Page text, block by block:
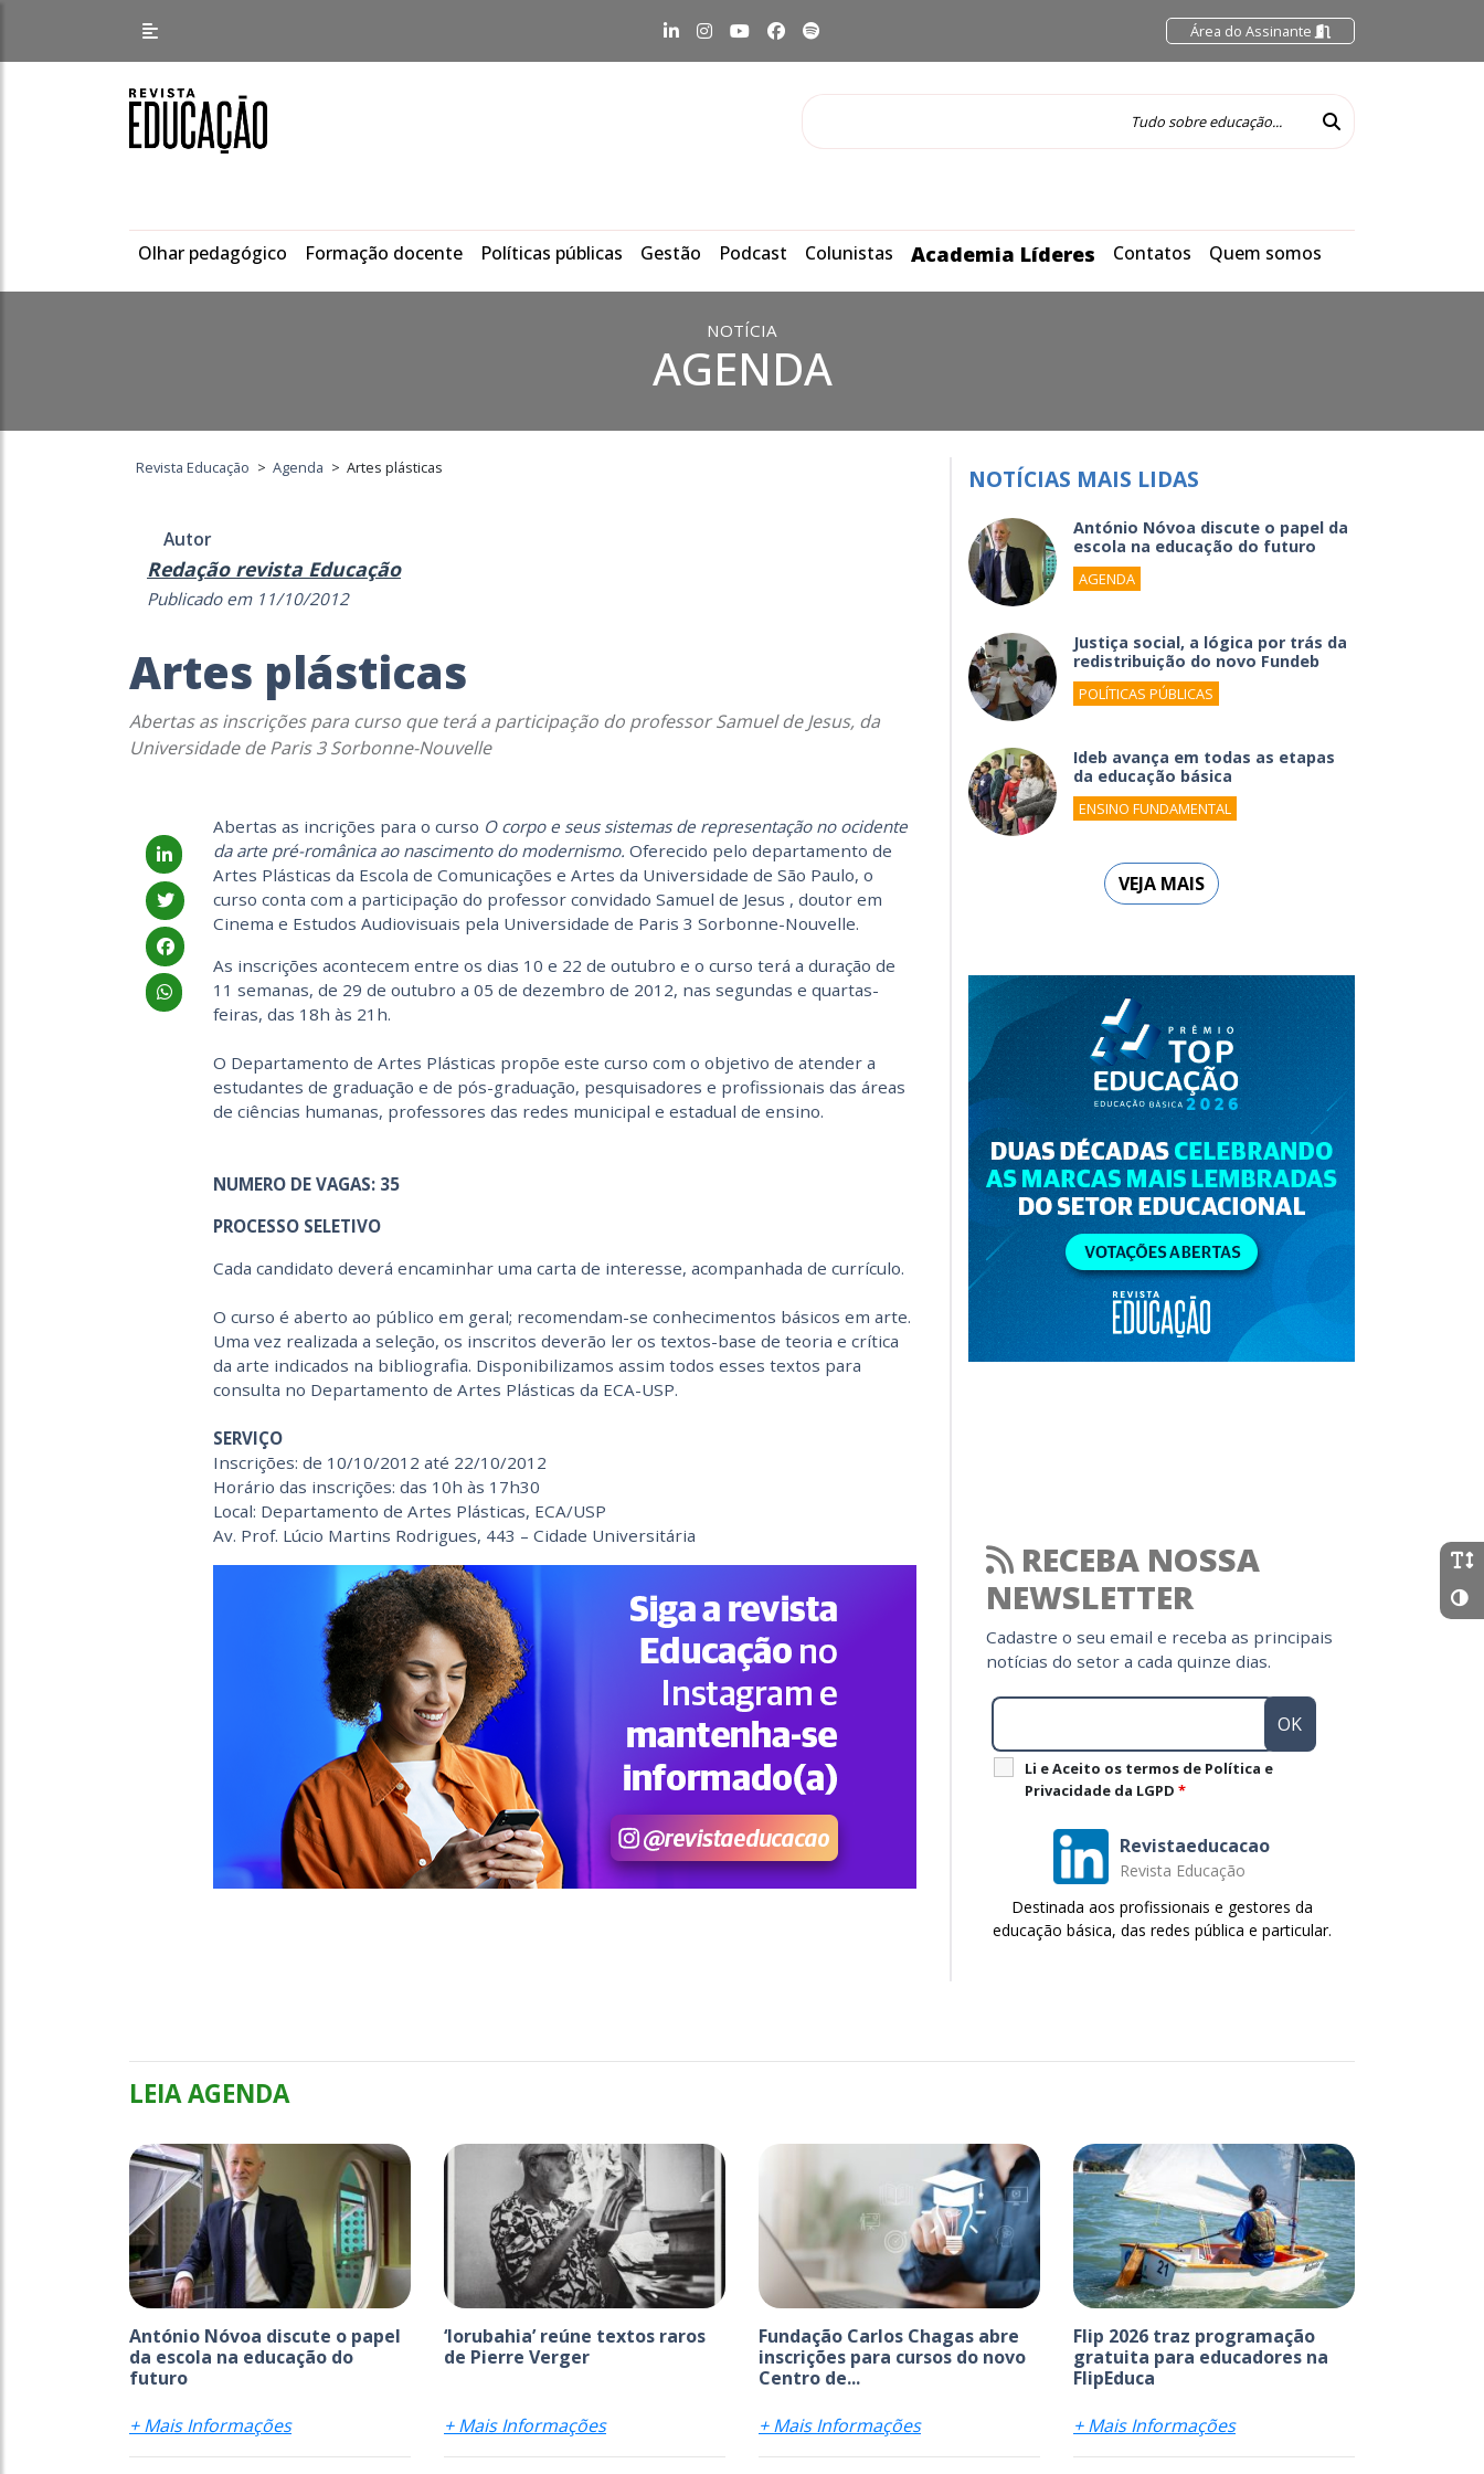
Área do Assinante
Olhar pedagógico Formação docente Políticas públicas Gestão Podcast Colunistas Academia Líderes Contatos Quem somos
NOTÍCIA
AGENDA
Revista Educação > Agenda > Artes plásticas
Autor
Redação revista Educação
Publicado em 11/10/2012
Artes plásticas
Abertas as inscrições para curso que terá a participação do professor Samuel de Jesus, da
Universidade de Paris 3 Sorbonne-Nouvelle
Abertas as incrições para o curso O corpo e seus sistemas de representação no ocidente
da arte pré-românica ao nascimento do modernismo. Oferecido pelo departamento de
Artes Plásticas da Escola de Comunicações e Artes da Universidade de São Paulo, o
curso conta com a participação do professor convidado Samuel de Jesus , doutor em
Cinema e Estudos Audiovisuais pela Universidade de Paris 3 Sorbonne-Nouvelle.
As inscrições acontecem entre os dias 10 e 22 de outubro e o curso terá a duração de
11 semanas, de 29 de outubro a 05 de dezembro de 2012, nas segundas e quartas-
feiras, das 18h às 21h.
O Departamento de Artes Plásticas propõe este curso com o objetivo de atender a
estudantes de graduação e de pós-graduação, pesquisadores e profissionais das áreas
de ciências humanas, professores das redes municipal e estadual de ensino.
NUMERO DE VAGAS: 35
PROCESSO SELETIVO
Cada candidato deverá encaminhar uma carta de interesse, acompanhada de currículo.
O curso é aberto ao público em geral; recomendam-se conhecimentos básicos em arte.
Uma vez realizada a seleção, os inscritos deverão ler os textos-base de teoria e crítica
da arte indicados na bibliografia. Disponibilizamos assim todos esses textos para
consulta no Departamento de Artes Plásticas da ECA-USP.
SERVIÇO
Inscrições: de 10/10/2012 até 22/10/2012
Horário das inscrições: das 10h às 17h30
Local: Departamento de Artes Plásticas, ECA/USP
Av. Prof. Lúcio Martins Rodrigues, 443 – Cidade Universitária
NOTÍCIAS MAIS LIDAS
António Nóvoa discute o papel da
escola na educação do futuro
AGENDA
Justiça social, a lógica por trás da
redistribuição do novo Fundeb
POLÍTICAS PÚBLICAS
Ideb avança em todas as etapas
da educação básica
ENSINO FUNDAMENTAL
VEJA MAIS
RECEBA NOSSA
NEWSLETTER
Cadastre o seu email e receba as principais
notícias do setor a cada quinze dias.
Li e Aceito os termos de Política e
Privacidade da LGPD *
Revistaeducacao
Revista Educação
Destinada aos profissionais e gestores da
educação básica, das redes pública e particular.
LEIA AGENDA
António Nóvoa discute o papel
da escola na educação do
futuro
+ Mais Informações
‘Iorubahia’ reúne textos raros
de Pierre Verger
+ Mais Informações
Fundação Carlos Chagas abre
inscrições para cursos do novo
Centro de...
+ Mais Informações
Flip 2026 traz programação
gratuita para educadores na
FlipEduca
+ Mais Informações